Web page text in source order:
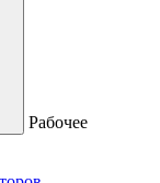
Рабочее